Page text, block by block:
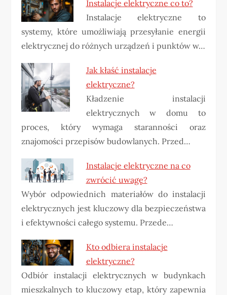
Instalacje elektryczne co to?
Instalacje elektryczne to
systemy, które umożliwiają przesyłanie energii
elektrycznej do różnych urządzeń i punktów w…
Jak kłaść instalacje
elektryczne?
Kładzenie instalacji
elektrycznych w domu to
proces, który wymaga staranności oraz
znajomości przepisów budowlanych. Przed…
Instalacje elektryczne na co
zwrócić uwagę?
Wybór odpowiednich materiałów do instalacji
elektrycznych jest kluczowy dla bezpieczeństwa
i efektywności całego systemu. Przede…
Kto odbiera instalacje
elektryczne?
Odbiór instalacji elektrycznych w budynkach
mieszkalnych to kluczowy etap, który zapewnia